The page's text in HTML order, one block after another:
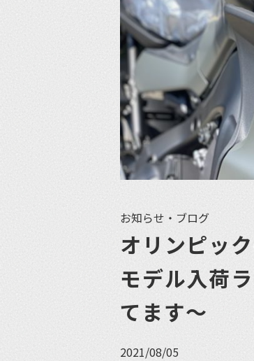
お知らせ・ブログ
オリンピッ
モデル入荷
てます〜
2021/08/05